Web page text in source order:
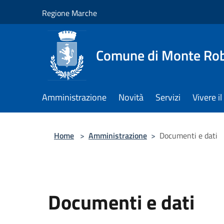
Regione Marche
Comune di Monte
Amministrazione Novità Servizi Vivere
Home > Amministrazione > Documenti e dati
Documenti e dati